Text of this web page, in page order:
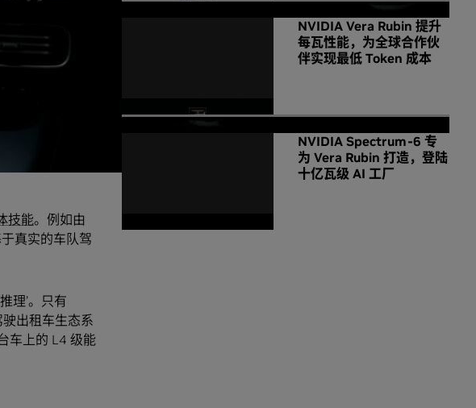
车的开发。它
Learning，
发者能够大规
技能。例如由
真实的车队驾
理’。只有
出租车生态系
车上的 L4 级能
NVIDIA Vera Rubin 提升
每瓦性能，为全球合作伙
伴实现最低 Token 成本
NVIDIA Spectrum-6 专
为 Vera Rubin 打造，登陆
十亿瓦级 AI 工厂